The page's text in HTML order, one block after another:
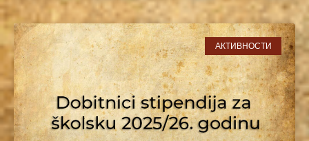
АКТИВНОСТИ